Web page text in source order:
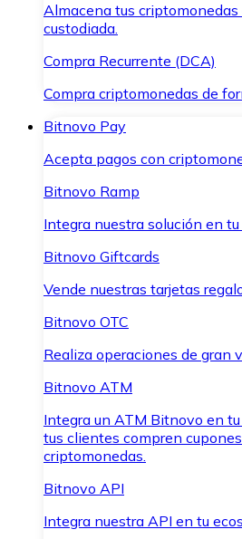
Almacena tus
custodiada.
Compra Recurrente (DCA)
Compra criptomonedas de
Bitnovo Pay
Acepta pagos con
Bitnovo Ramp
Integra nuestra solución en
Bitnovo Giftcards
Vende nuestras tarjetas
Bitnovo OTC
Realiza operaciones de gran
Bitnovo ATM
Integra un ATM Bitnovo en
tus clientes compren
criptomonedas.
Bitnovo API
Integra nuestra API en tu